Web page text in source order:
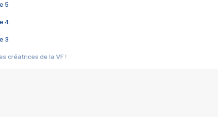
5
4
3
créatrices de la VF !